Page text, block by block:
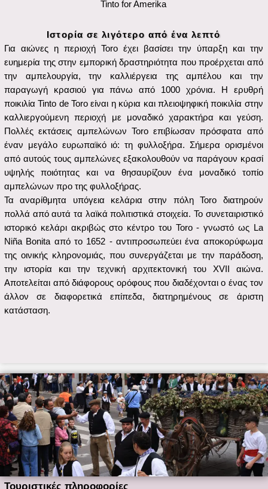
εμπειρίες, που προωθούνται από tapas bars και εστιατόρια.
περισσότερες πληροφορίες:
https://www.rutavinotoro.com/en/toro-wine-route/
Οδηγίες:
Με αυτοκίνητο:Από τη Zamora στο Toro (δυτικά) είναι περίπου
40 χιλιόμετρα. Χρησιμοποιήστε τον αυτοκινητόδρομο A-11.
Ακολουθήστε μέχρι την έξοδο 425. Από το Valladolid (ανατολικά)
είναι περίπου 80 χλμ. Χρησιμοποιήστε τον αυτοκινητόδρομο A-62
και στη συνέχεια τον A-11. Ακολουθήστε την έξοδο 425.
Μέσω τρένου
και εθνικού λεωφορείου στο Toro: Με τρένο
υψηλής ταχύτητας από τη Μαδρίτη προς το Βαγιαδολίδ (230
χλμ.) σε 1 ώρα. Από το Βαγιαδολίδ στο Toro με λεωφορείο που
αναχωρεί από το σταθμό λεωφορείων de.
συγκοινωνία : Εάν χρειαστεί, μπορείτε να ζητήσετε τον
αριθμό του ταξί στο κατάλυμά σας για ενημερωμένες
πληροφορίες.
Χρήσιμες συμβουλές:
Συνιστάται να φοράτε άνετα ζεστά ρούχα και παπούτσια που δεν
γλιστρούν για το υγρό υπόγειο.
Επιτρέπεται η λήψη φωτογραφιών χωρίς φλας.
Πράγματα που μπορείτε να κάνετε τριγύρω:
Santa María la Mayor είναι ένα από τα κύρια αξιοθέατα του Toro
και αποτελεί μια εξαιρετική προσθήκη στην έκφραση της οινικής
κουλτούρας και της αγροτικής κληρονομιάς της la Niña Bonita.
Η Διαδρομή του κρασιού Toro εκτείνεται σε τμήμα της λεκάνης
του ποταμού Duero, μεταξύ των παραμεθόριων περιοχών των
δύο επαρχιών Zamora και Valladolid, οι οποίες μαζί αθροίζουν 14
Συχνές ερωτήσεις
Μπορώ να επισκεφθώ το κτήμα μόνος μου ή μόνο στο
πλαίσιο μιας ξενάγησης;
Μόνο με ξενάγηση.
Υπάρχει κάποια έκπτωση;
Δεν μπορεί να εφαρμοστεί κάποια έκπτωση.
Αξίζει μια επίσκεψη;
Αξίζει. Πρόκειται για ένα μοναδικό και προνομιακό μέρος για να